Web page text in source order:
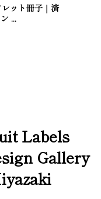
ット冊子｜済
...
Labels
Gallery